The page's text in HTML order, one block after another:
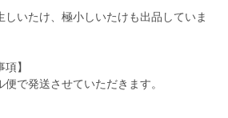
いたけ、極小しいたけも出品していま
】